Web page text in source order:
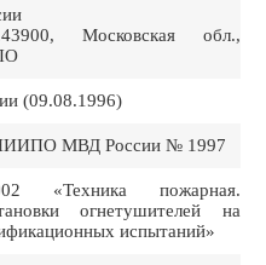
Московская обл.,
(09.08.1996)
МВД России № 1997
«Техника пожарная.
огнетушителей на
испытаний»